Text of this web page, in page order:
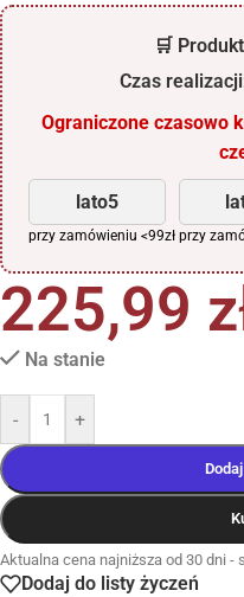
🛒
Czas
Ograniczone czasowo
lato5
przy zamówieniu <99zł przy
225,99
Na stanie
- +
Aktualna cena najniższa od 30 dni -
Dodaj do listy życzeń